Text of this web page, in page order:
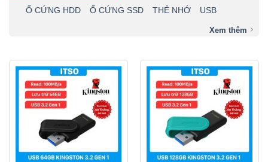
Ổ CỨNG HDD Ổ CỨNG SSD THẺ NHỚ USB
Xem thêm